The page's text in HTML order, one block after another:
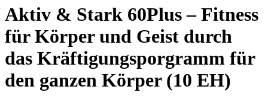
Aktiv & Stark 60Plus – Fitness
für Körper und Geist durch
das Kräftigungsporgramm für
den ganzen Körper (10 EH)